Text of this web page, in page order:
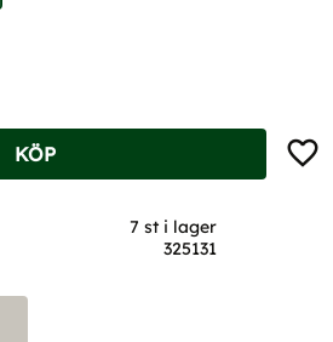
KÖP
7 st i lager
325131